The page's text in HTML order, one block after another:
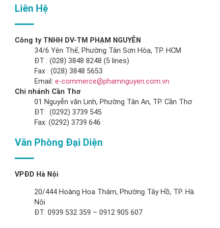
Liên Hệ
Công ty TNHH DV-TM PHẠM NGUYỄN
34/6 Yên Thế, Phường Tân Sơn Hòa, TP. HCM
ĐT : (028) 3848 8248 (5 lines)
Fax : (028) 3848 5653
Email: e-commerce@phamnguyen.com.vn
Chi nhánh Cần Thơ
01 Nguyễn văn Linh, Phường Tân An, TP. Cần Thơ
ĐT: (0292) 3739 545
Fax: (0292) 3739 646
Văn Phòng Đại Diện
VPĐD Hà Nội
20/444 Hoàng Hoa Thám, Phường Tây Hồ, TP. Hà
Nội
ĐT: 0939 532 359 – 0912 905 607